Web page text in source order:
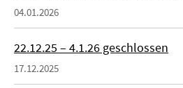
04.01.2026
22.12.25 – 4.1.26 geschlossen
17.12.2025